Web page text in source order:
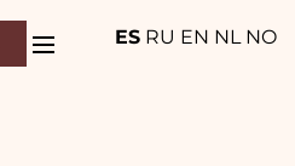
ES RU EN NL NO